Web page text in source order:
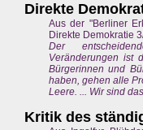
Direkte
Aus der "Berliner
Direkte Demokratie
Der
Veränderungen ist
Bürgerinnen und
haben, gehen alle
Leere. ... Wir sind
Kritik des